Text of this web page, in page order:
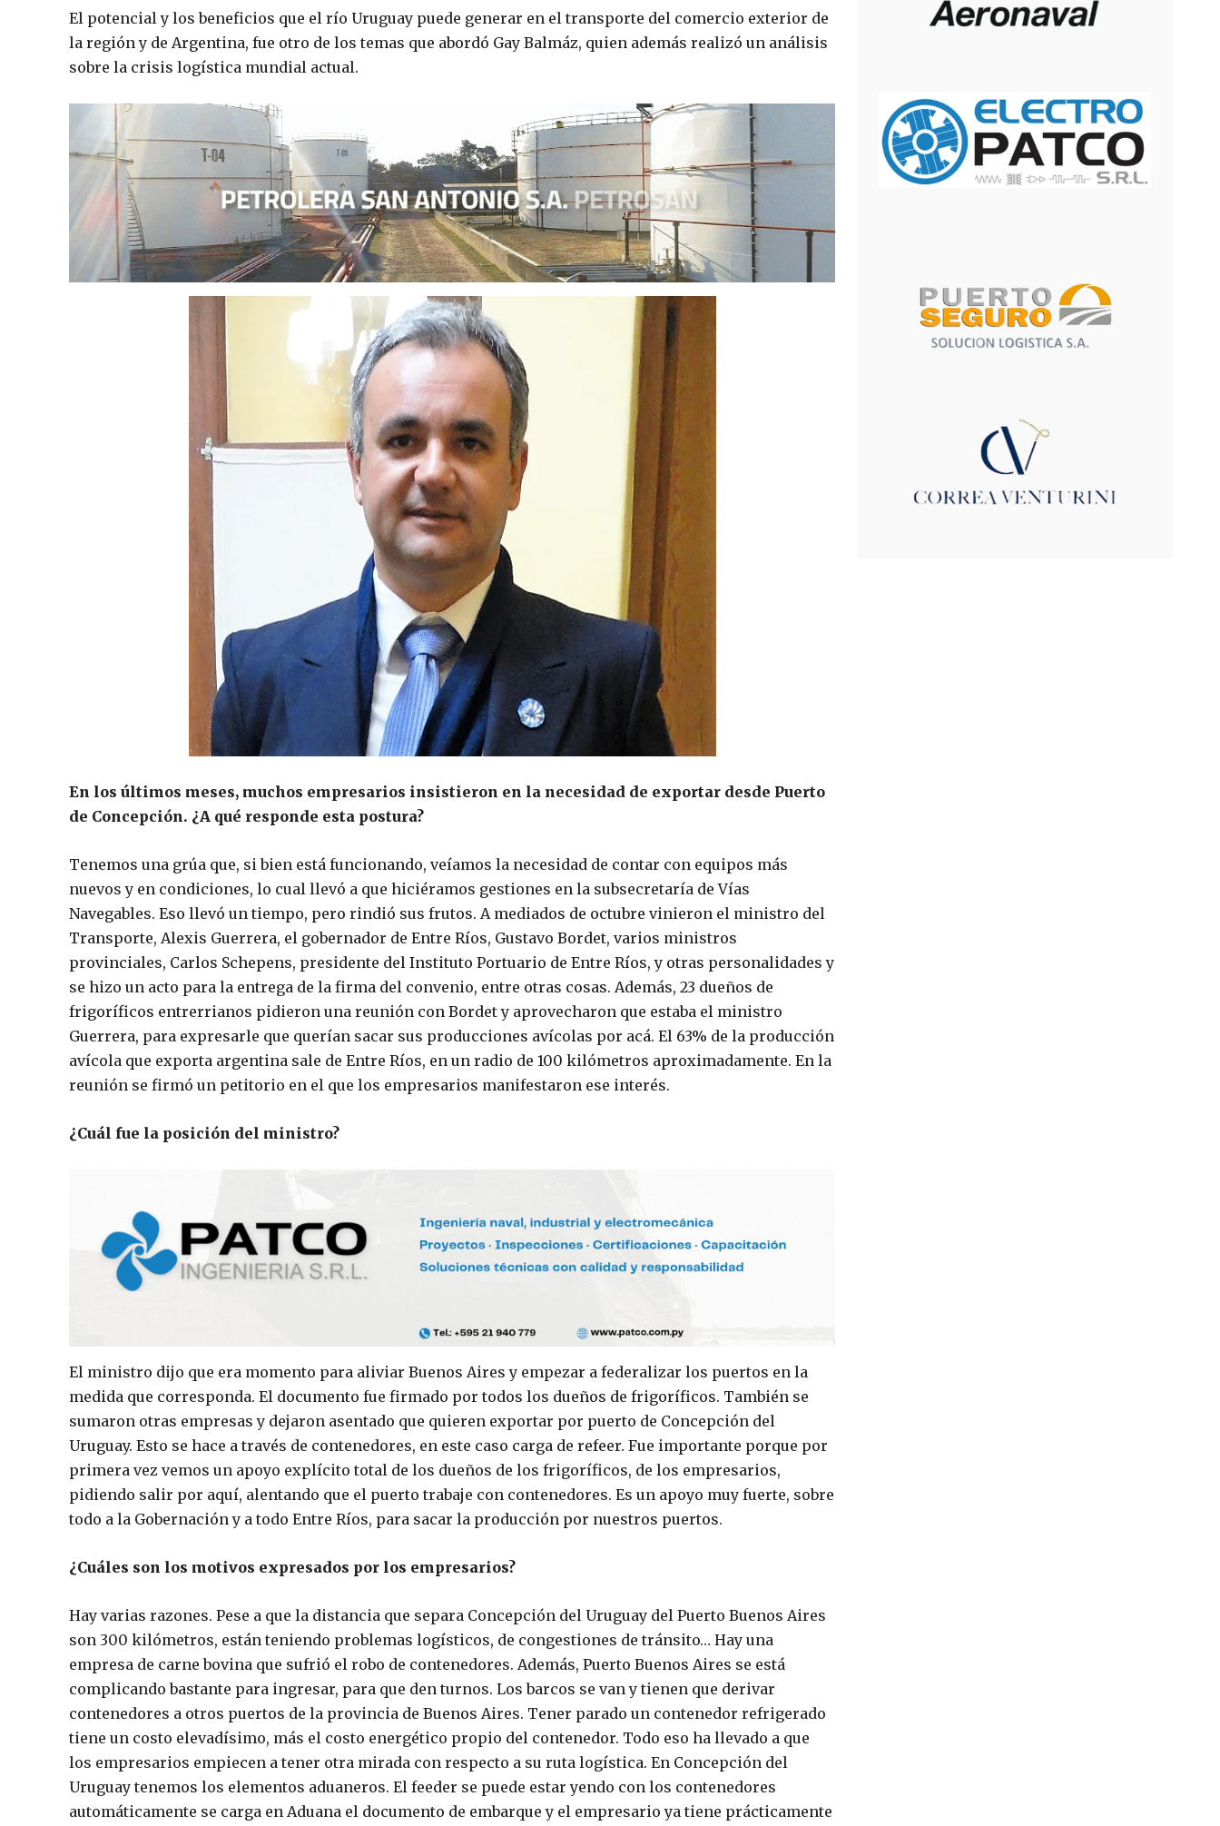
El potencial y los beneficios que el río Uruguay puede generar en el transporte del comercio exterior de
la región y de Argentina, fue otro de los temas que abordó Gay Balmáz, quien además realizó un análisis
sobre la crisis logística mundial actual.
En los últimos meses, muchos empresarios insistieron en la necesidad de exportar desde Puerto
de Concepción. ¿A qué responde esta postura?
Tenemos una grúa que, si bien está funcionando, veíamos la necesidad de contar con equipos más
nuevos y en condiciones, lo cual llevó a que hiciéramos gestiones en la subsecretaría de Vías
Navegables. Eso llevó un tiempo, pero rindió sus frutos. A mediados de octubre vinieron el ministro del
Transporte, Alexis Guerrera, el gobernador de Entre Ríos, Gustavo Bordet, varios ministros
provinciales, Carlos Schepens, presidente del Instituto Portuario de Entre Ríos, y otras personalidades y
se hizo un acto para la entrega de la firma del convenio, entre otras cosas. Además, 23 dueños de
frigoríficos entrerrianos pidieron una reunión con Bordet y aprovecharon que estaba el ministro
Guerrera, para expresarle que querían sacar sus producciones avícolas por acá. El 63% de la producción
avícola que exporta argentina sale de Entre Ríos, en un radio de 100 kilómetros aproximadamente. En la
reunión se firmó un petitorio en el que los empresarios manifestaron ese interés.
¿Cuál fue la posición del ministro?
El ministro dijo que era momento para aliviar Buenos Aires y empezar a federalizar los puertos en la
medida que corresponda. El documento fue firmado por todos los dueños de frigoríficos. También se
sumaron otras empresas y dejaron asentado que quieren exportar por puerto de Concepción del
Uruguay. Esto se hace a través de contenedores, en este caso carga de refeer. Fue importante porque por
primera vez vemos un apoyo explícito total de los dueños de los frigoríficos, de los empresarios,
pidiendo salir por aquí, alentando que el puerto trabaje con contenedores. Es un apoyo muy fuerte, sobre
todo a la Gobernación y a todo Entre Ríos, para sacar la producción por nuestros puertos.
¿Cuáles son los motivos expresados por los empresarios?
Hay varias razones. Pese a que la distancia que separa Concepción del Uruguay del Puerto Buenos Aires
son 300 kilómetros, están teniendo problemas logísticos, de congestiones de tránsito… Hay una
empresa de carne bovina que sufrió el robo de contenedores. Además, Puerto Buenos Aires se está
complicando bastante para ingresar, para que den turnos. Los barcos se van y tienen que derivar
contenedores a otros puertos de la provincia de Buenos Aires. Tener parado un contenedor refrigerado
tiene un costo elevadísimo, más el costo energético propio del contenedor. Todo eso ha llevado a que
los empresarios empiecen a tener otra mirada con respecto a su ruta logística. En Concepción del
Uruguay tenemos los elementos aduaneros. El feeder se puede estar yendo con los contenedores
automáticamente se carga en Aduana el documento de embarque y el empresario ya tiene prácticamente